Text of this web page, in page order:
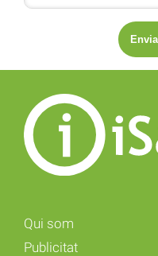
Qui som
Publicitat